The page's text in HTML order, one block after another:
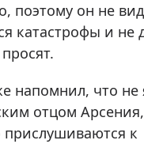
поэтому он не
катастрофы и не
напомнил, что не
отцом
к